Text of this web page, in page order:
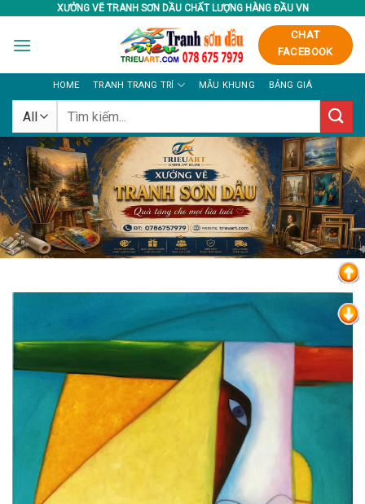
content
XƯỞNG VẼ TRANH SƠN DẦU CHẤT LƯỢNG HÀNG ĐẦU VN
CHAT
FACEBOOK
HOME TRANH TRANG TRÍ MẪU KHUNG BẢNG GIÁ
Tìm